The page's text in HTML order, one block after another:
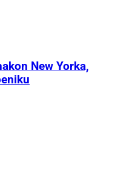
New Yorka,